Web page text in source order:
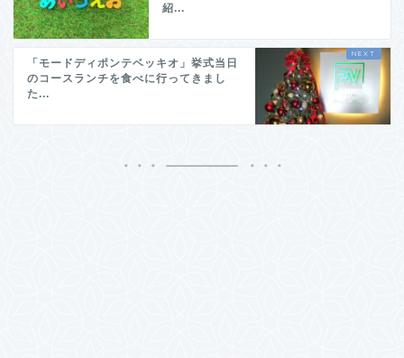
紹...
「モードディポンテベッキオ」挙式当日
のコースランチを食べに行ってきまし
た...